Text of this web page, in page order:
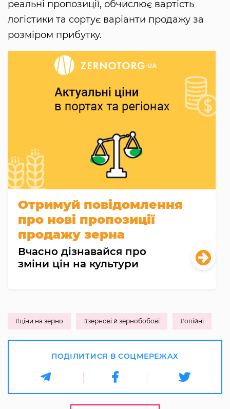
реальні пропозиції, обчислює вартість
логістики та сортує варіанти продажу за
розміром прибутку.
Отримуй повідомлення
про нові пропозиції
продажу зерна
Вчасно дізнавайся про
зміни цін на культури
#ціни на зерно #зернові й зернобобові #олійні
ПОДІЛИТИСЯ В СОЦМЕРЕЖАХ